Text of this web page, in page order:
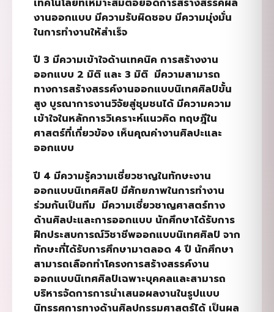
เทคโนโลยีที่เหมาะสมต่อยอดการสร้างสรรค์ผล
งานออกแบบ มีความรับผิดชอบ มีความมุ่งมั่น
ในการทำงานให้สำเร็จ
ปี 3 มีความเข้าใจด้านเทคนิค การสร้างงาน
ออกแบบ 2 มิติ และ 3 มิติ มีความสามารถ
ทางการสร้างสรรค์งานออกแบบนิเทศศิลป์ขั้น
สูง บูรณาการงานวิจัยสู่ชุมชนได้ มีความความ
เข้าใจในหลักการวิเคราะห์แนวคิด ทฤษฎีใน
ศาสตร์ที่เกี่ยวข้อง เห็นคุณค่างานศิลปะและ
ออกแบบ
ปี 4 มีความรู้ความเชี่ยวชาญในทักษะงาน
ออกแบบนิเทศศิลป์ มีศักยภาพในการทำงาน
ร่วมกันเป็นทีม มีความเชี่ยวชาญศาสตร์ทาง
ด้านศิลปะและการออกแบบ นักศึกษาได้รับการ
ฝึกประสบการณ์วิชาชีพออกแบบนิเทศศิลป์ จาก
ทักษะที่ได้รับการศึกษามาตลอด 4ปี นักศึกษา
สามารถเลือกทำโครงการสร้างสรรค์งาน
ออกแบบนิเทศศิลป์เฉพาะบุคคลและสามารถ
บริหารจัดการการนำเสนอผลงานในรูปแบบ
นิทรรศการทางด้านศิลปกรรมศาสตร์ได้ เป็นผล